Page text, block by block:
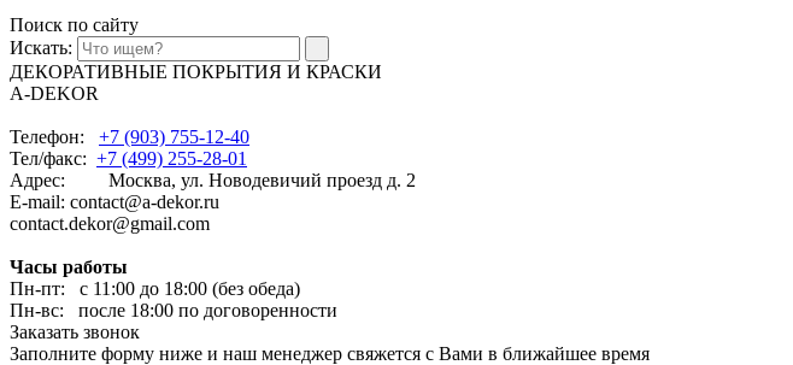
Поиск по сайту
Искать:
ДЕКОРАТИВНЫЕ ПОКРЫТИЯ И КРАСКИ
A-DEKOR
Телефон: +7 (903) 755-12-40
Тел/факс: +7 (499) 255-28-01
Адрес: Москва, ул. Новодевичий проезд д. 2
E-mail: contact@a-dekor.ru
contact.dekor@gmail.com
Часы работы
Пн-пт: с 11:00 до 18:00 (без обеда)
Пн-вс: после 18:00 по договоренности
Заказать звонок
Заполните форму ниже и наш менеджер свяжется с Вами в ближайшее время